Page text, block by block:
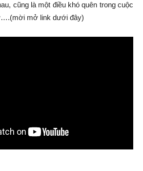
cũng là một điều khó quên trong cuộc
mở link dưới đây)